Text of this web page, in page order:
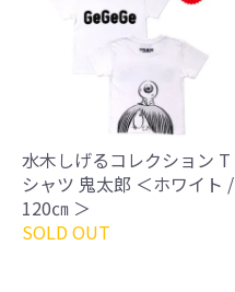
水木しげるコレクション T
シャツ 鬼太郎 ＜ホワイト /
120㎝ ＞
SOLD OUT